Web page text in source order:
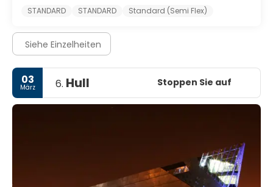
STANDARD
STANDARD Standard (Semi Flex)
Siehe Einzelheiten
03
März 6. Hull Stoppen Sie auf